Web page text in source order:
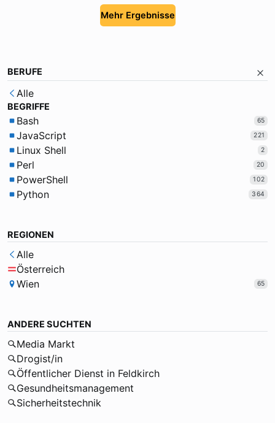
Mehr Ergebnisse
BERUFE
Alle
BEGRIFFE
Bash 65
JavaScript 221
Linux Shell 2
Perl 20
PowerShell 102
Python 364
REGIONEN
Alle
Österreich
Wien
65
ANDERE SUCHTEN
Media Markt
Drogist/in
Öffentlicher Dienst in Feldkirch
Gesundheitsmanagement
Sicherheitstechnik